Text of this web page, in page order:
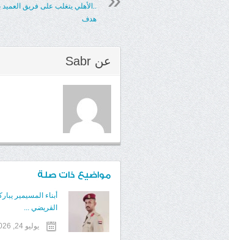
..الأهلي يتغلب على فريق العميد
هدف
عن Sabr
مواضيع ذات صلة
أبناء المسيمير
القريضي ...
يوليو 24, 2026